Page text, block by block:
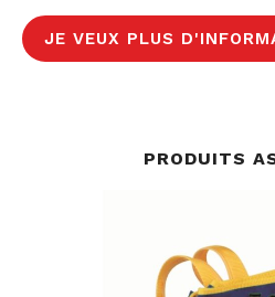
JE VEUX PLUS
PRODUITS